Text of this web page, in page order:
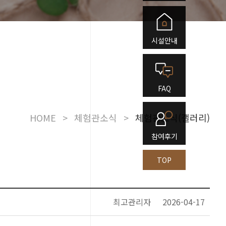
HOME > 체험관소식 > 체험관소식(갤러리)
최고관리자 2026-04-17
시설안내
FAQ
참여후기
TOP